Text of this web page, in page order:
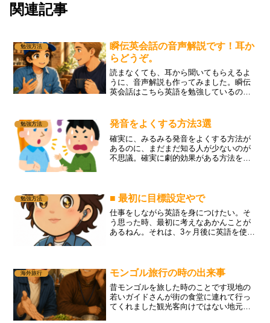
関連記事
勉強方法
瞬伝英会話の音声解説です！耳か
らどうぞ。
読まなくても、耳から聞いてもらえるよ
うに、音声解説も作ってみました。瞬伝
英会話はこちら英語を勉強しているの
る、瞬伝英会話の無料体験キットをお届
けしています。瞬伝英会話...
勉強方法 発音をよくする方法3選
確実に、みるみる発音をよくする方法が
あるのに、まだまだ知る人が少ないのが
不思議。確実に劇的効果がある方法を３
勉強方法 ■ 最初に目標設定やで
仕事をしながら英語を身につけたい。そ
う思った時、最初に考えなあかんことが
あるねん。それは、3ヶ月後に英語を使っ
だわからへん。会議で自分...
海外旅行 モンゴル旅行の時の出来事
昔モンゴルを旅した時のことです現地の
若いガイドさんが街の食堂に連れて行っ
てくれました観光客向けではない地元の